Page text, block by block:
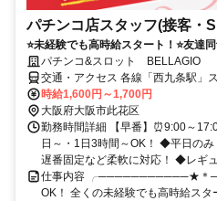
パチンコ店スタッフ(接客・
⭐未経験でも高時給スタート！⭐友達
パチンコ&スロット BELLAGIO
交通・アクセス 各線「西九条駅」
時給1,600円～1,700円
大阪府大阪市此花区
勤務時間詳細 【早番】⏰9:00～
日～・1日3時間～OK！ ◆平日の
遅番固定など柔軟に対応！ ◆レギ
仕事内容 ╭───────────★＊─╮
OK！ 全くの未経験でも高時給スタ